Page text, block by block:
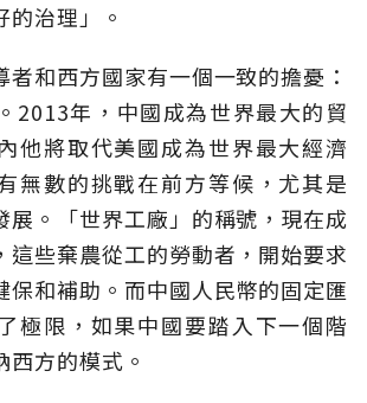
的治理」。
者和西方國家有一個一致的擔憂：
2013年，中國成為世界最大的貿
他將取代美國成為世界最大經濟
無數的挑戰在前方等候，尤其是
展。「世界工廠」的稱號，現在成
這些棄農從工的勞動者，開始要求
保和補助。而中國人民幣的固定匯
極限，如果中國要踏入下一個階
西方的模式。